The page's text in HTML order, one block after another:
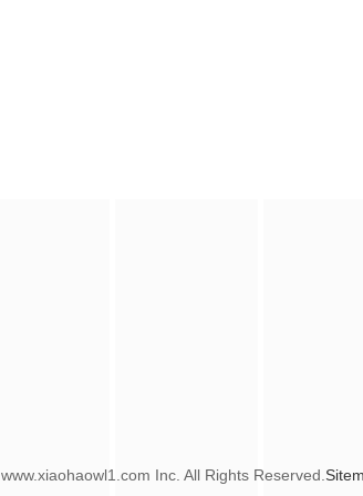
Inc. All Rights Reserved.